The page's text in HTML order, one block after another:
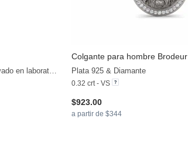
+1114k Oro Amarillo & Diamante cultivado en laboratorio
Colgante para hombre Brodeur
Plata 925 & Diamante
0.32 crt - VS
$923.00
a partir de $344